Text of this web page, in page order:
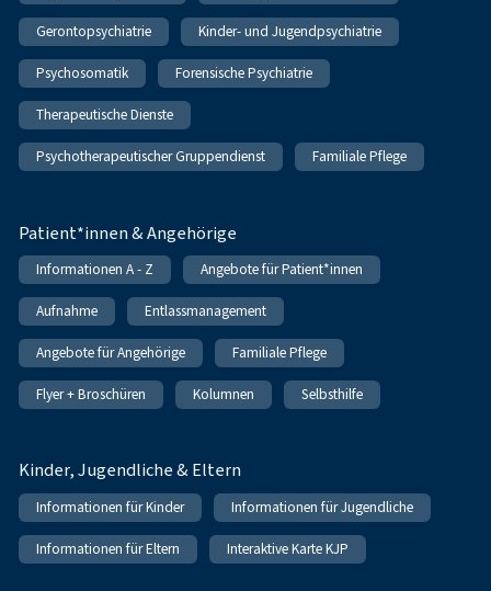
Gerontopsychiatrie Kinder- und Jugendpsychiatrie
Psychosomatik Forensische Psychiatrie
Therapeutische Dienste
Psychotherapeutischer Gruppendienst Familiale Pflege
Patient*innen & Angehörige
Informationen A - Z Angebote für Patient*innen
Aufnahme Entlassmanagement
Angebote für Angehörige Familiale Pflege
Flyer + Broschüren Kolumnen Selbsthilfe
Kinder, Jugendliche & Eltern
Informationen für Kinder Informationen für Jugendliche
Informationen für Eltern Interaktive Karte KJP